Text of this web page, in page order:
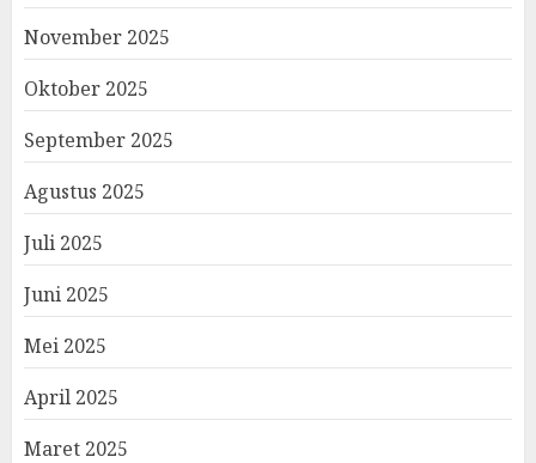
November 2025
Oktober 2025
September 2025
Agustus 2025
Juli 2025
Juni 2025
Mei 2025
April 2025
Maret 2025